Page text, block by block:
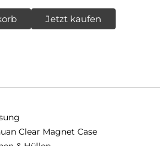
Jetzt kaufen
Clear Magnet Case